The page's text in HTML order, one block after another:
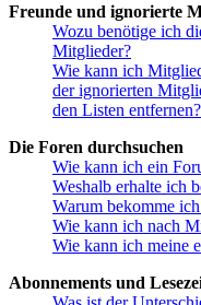
Freunde und ignorierte
Wozu benötige ich
Mitglieder?
Wie kann ich
der ignorierten
den Listen entfernen?
Die Foren durchsuchen
Wie kann ich ein
Weshalb erhalte ich
Warum bekomme
Wie kann ich nach
Wie kann ich meine
Abonnements und